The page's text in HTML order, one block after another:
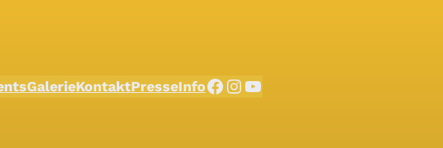
GalerieKontaktPresseInfoFacebook
Instagram
YouTube